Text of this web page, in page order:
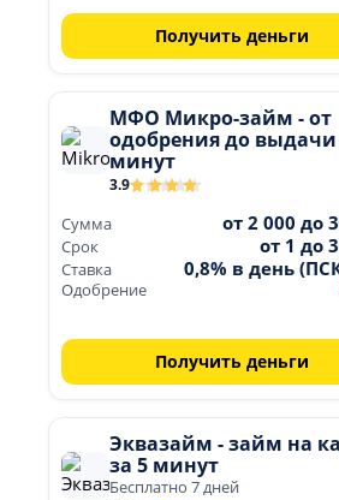
Получить деньги
МФО Микро-займ - от
одобрения до выдачи
минут
3.9
Сумма от 2 000 до
Срок от 1 до
Ставка 0,8% в день
Одобрение
Получить деньги
Эквазайм - займ на
за 5 минут
Бесплатно 7 дней